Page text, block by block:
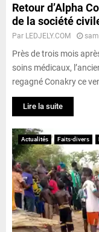
Retour d’Alpha
de la société
Par LEDJELY.COM
Près de trois mois
soins médicaux,
regagné Conakry ce
Lire la suite
Actualités Faits-divers